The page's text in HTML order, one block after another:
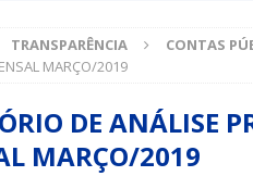
Indicação nº 089/2026 para
Indicação nº 088/2026 para
TRANSPARÊNCIA CONTAS
MARÇO/2019
DE ANÁLISE
MARÇO/2019